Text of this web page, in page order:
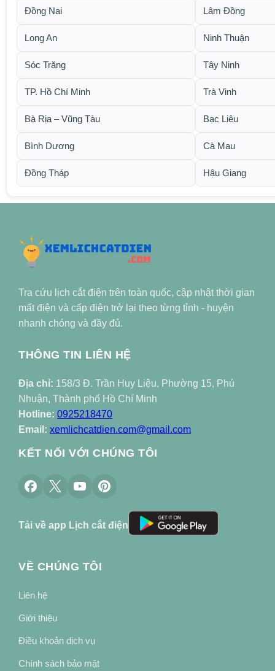
Đồng Nai Lâm Đồng
Long An Ninh Thuận
Sóc Trăng Tây Ninh
TP. Hồ Chí Minh Trà Vinh
Bà Rịa – Vũng Tàu Bạc Liêu
Bình Dương Cà Mau
Đồng Tháp Hậu Giang
Tra cứu lịch cắt điện trên toàn quốc, cập nhật thời gian
mất điện và cấp điện trở lại theo từng tỉnh - huyện
nhanh chóng và đầy đủ.
THÔNG TIN LIÊN HỆ
Địa chỉ: 158/3 Đ. Trần Huy Liệu, Phường 15, Phú
Nhuận, Thành phố Hồ Chí Minh
Hotline: 0925218470
Email: xemlichcatdien.com@gmail.com
KẾT NỐI VỚI CHÚNG TÔI
Tải về app Lịch cắt điện
VỀ CHÚNG TÔI
Liên hệ
Giới thiệu
Điều khoản dịch vụ
Chính sách bảo mật